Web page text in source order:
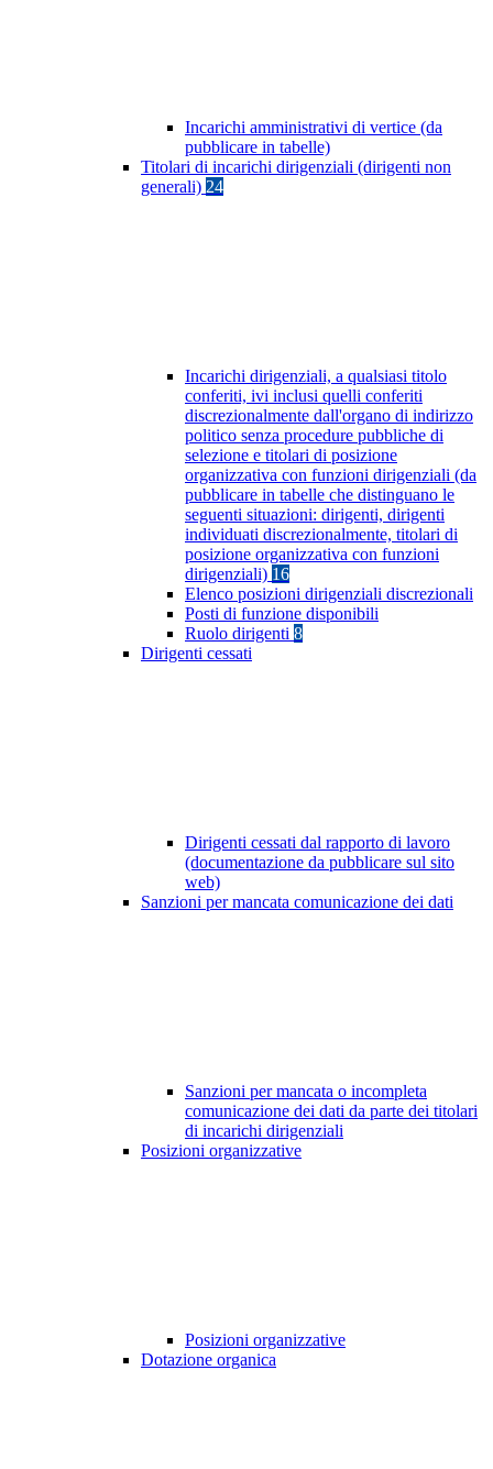
Incarichi amministrativi di vertice (da
pubblicare in tabelle)
Titolari di incarichi dirigenziali (dirigenti non
generali) 24
Incarichi dirigenziali, a qualsiasi titolo
conferiti, ivi inclusi quelli conferiti
discrezionalmente dall'organo di indirizzo
politico senza procedure pubbliche di
selezione e titolari di posizione
organizzativa con funzioni dirigenziali (da
pubblicare in tabelle che distinguano le
seguenti situazioni: dirigenti, dirigenti
individuati discrezionalmente, titolari di
posizione organizzativa con funzioni
dirigenziali) 16
Elenco posizioni dirigenziali discrezionali
Posti di funzione disponibili
Ruolo dirigenti 8
Dirigenti cessati
Dirigenti cessati dal rapporto di lavoro
(documentazione da pubblicare sul sito
web)
Sanzioni per mancata comunicazione dei dati
Sanzioni per mancata o incompleta
comunicazione dei dati da parte dei titolari
di incarichi dirigenziali
Posizioni organizzative
Posizioni organizzative
Dotazione organica